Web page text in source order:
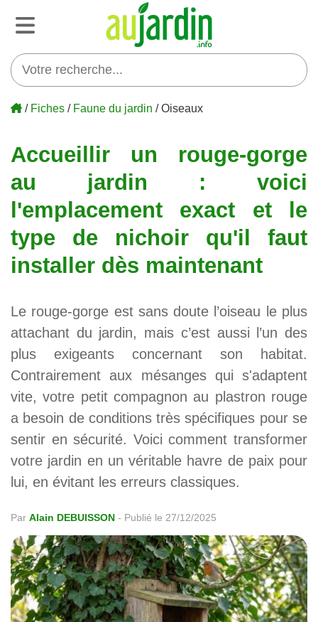
/ Fiches / Faune du jardin / Oiseaux
Accueillir un rouge-gorge
au jardin : voici
l'emplacement exact et le
type de nichoir qu'il faut
installer dès maintenant
Le rouge-gorge est sans doute l’oiseau le plus
attachant du jardin, mais c’est aussi l’un des
plus exigeants concernant son habitat.
Contrairement aux mésanges qui s'adaptent
vite, votre petit compagnon au plastron rouge
a besoin de conditions très spécifiques pour se
sentir en sécurité. Voici comment transformer
votre jardin en un véritable havre de paix pour
lui, en évitant les erreurs classiques.
Par Alain DEBUISSON - Publié le 27/12/2025